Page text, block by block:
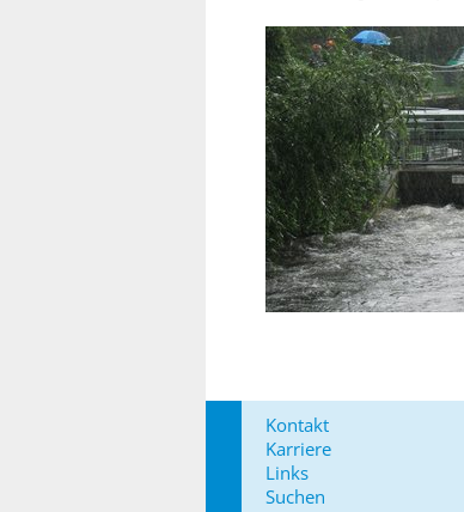
Kontakt
Karriere
Links
Suchen